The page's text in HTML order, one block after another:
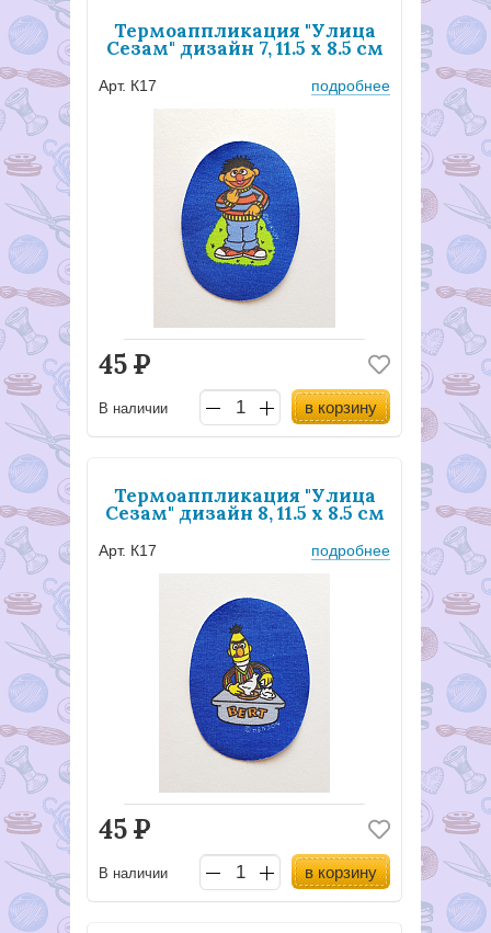
Термоаппликация "Улица
Сезам" дизайн 7, 11.5 х 8.5 см
Арт. К17 подробнее
45Р
В наличии в корзину
Термоаппликация "Улица
Сезам" дизайн 8, 11.5 х 8.5 см
Арт. К17 подробнее
45Р
В наличии в корзину